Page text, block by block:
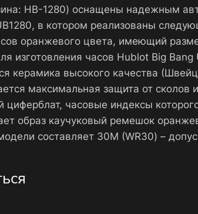
HB-1280) оснащены надежным
в котором реализованы
оранжевого цвета, имеющий
изготовления часов Hublot Big
керамика высокого качества
максимальная защита от
циферблат, часовые индексы
образ каучуковый ремешок
составляет 30М (WR30) –